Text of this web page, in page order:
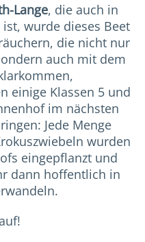
Lange, die auch in
wurde dieses Beet
die nicht nur
auch mit dem
einige Klassen 5 und
im nächsten
Jede Menge
wurden
eingepflanzt und
dann hoffentlich in